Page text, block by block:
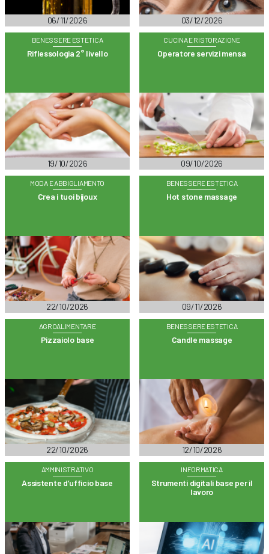
06/11/2026 03/12/2026
BENESSERE ESTETICA
Riflessologia 2° livello
19/10/2026
CUCINA E RISTORAZIONE
Operatore servizi mensa
09/10/2026
MODA E ABBIGLIAMENTO
Crea i tuoi bijoux
22/10/2026
BENESSERE ESTETICA
Hot stone massage
09/11/2026
AGROALIMENTARE
Pizzaiolo base
22/10/2026
BENESSERE ESTETICA
Candle massage
12/10/2026
AMMINISTRATIVO
Assistente d’ufficio base
INFORMATICA
Strumenti digitali base per il
lavoro